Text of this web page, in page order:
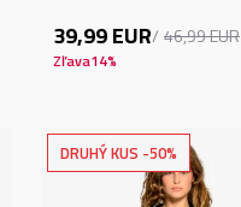
39,99EUR 46,99EUR
Zľava14%
DRUHÝ KUS -50%